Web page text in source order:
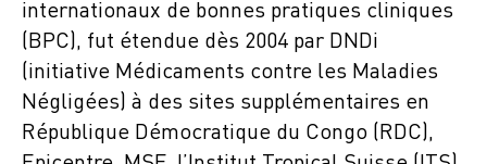
internationaux de bonnes pratiques cliniques
(BPC), fut étendue dès 2004 par DNDi
(initiative Médicaments contre les Maladies
Négligées) à des sites supplémentaires en
République Démocratique du Congo (RDC),